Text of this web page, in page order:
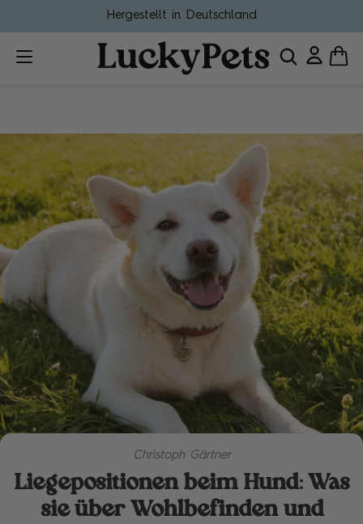
Hergestellt in Deutschland
Christoph Gärtner
Liegepositionen beim Hund: Was
sie über Wohlbefinden und